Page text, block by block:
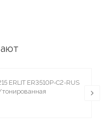
ERLIT ER3510P-C2-RUS